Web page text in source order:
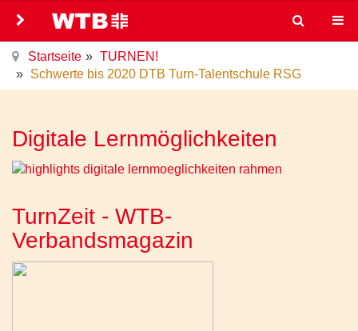
Startseite
TURNEN!
Schwerte bis 2020 DTB Turn-Talentschule RSG
Digitale Lernmöglichkeiten
TurnZeit - WTB-
Verbandsmagazin